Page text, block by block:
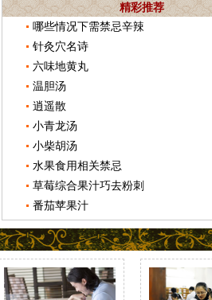
精彩推荐
哪些情况下需禁忌辛辣
针灸穴名诗
六味地黄丸
温胆汤
逍遥散
小青龙汤
小柴胡汤
水果食用相关禁忌
草莓综合果汁巧去粉刺
番茄苹果汁